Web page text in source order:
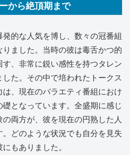
から絶頂期まで
的な人気を博し、数々の冠番組
ました。当時の彼は毒舌かつ的
、非常に鋭い感性を持つタレン
した。その中で培われたトークス
、現在のバラエティ番組におけ
となっています。全盛期に感じ
両方が、彼を現在の円熟した人
どのような状況でも自分を見失
もありました。